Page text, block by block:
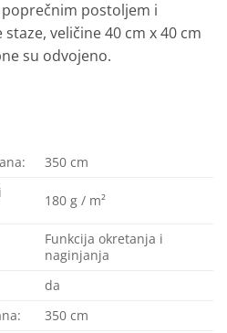
postoljem i
veličine 40 cm x 40 cm
su odvojeno.
350 cm
180 g / m²
Funkcija okretanja i
naginjanja
da
350 cm